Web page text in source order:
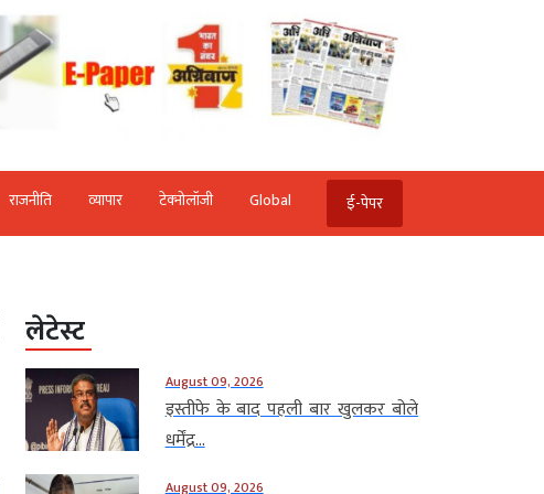
राजनीति व्‍यापार टेक्‍नोलॉजी Global ई-पेपर
लेटेस्ट
August 09, 2026
इस्तीफे के बाद पहली बार खुलकर बोले
धर्मेंद्र...
August 09, 2026